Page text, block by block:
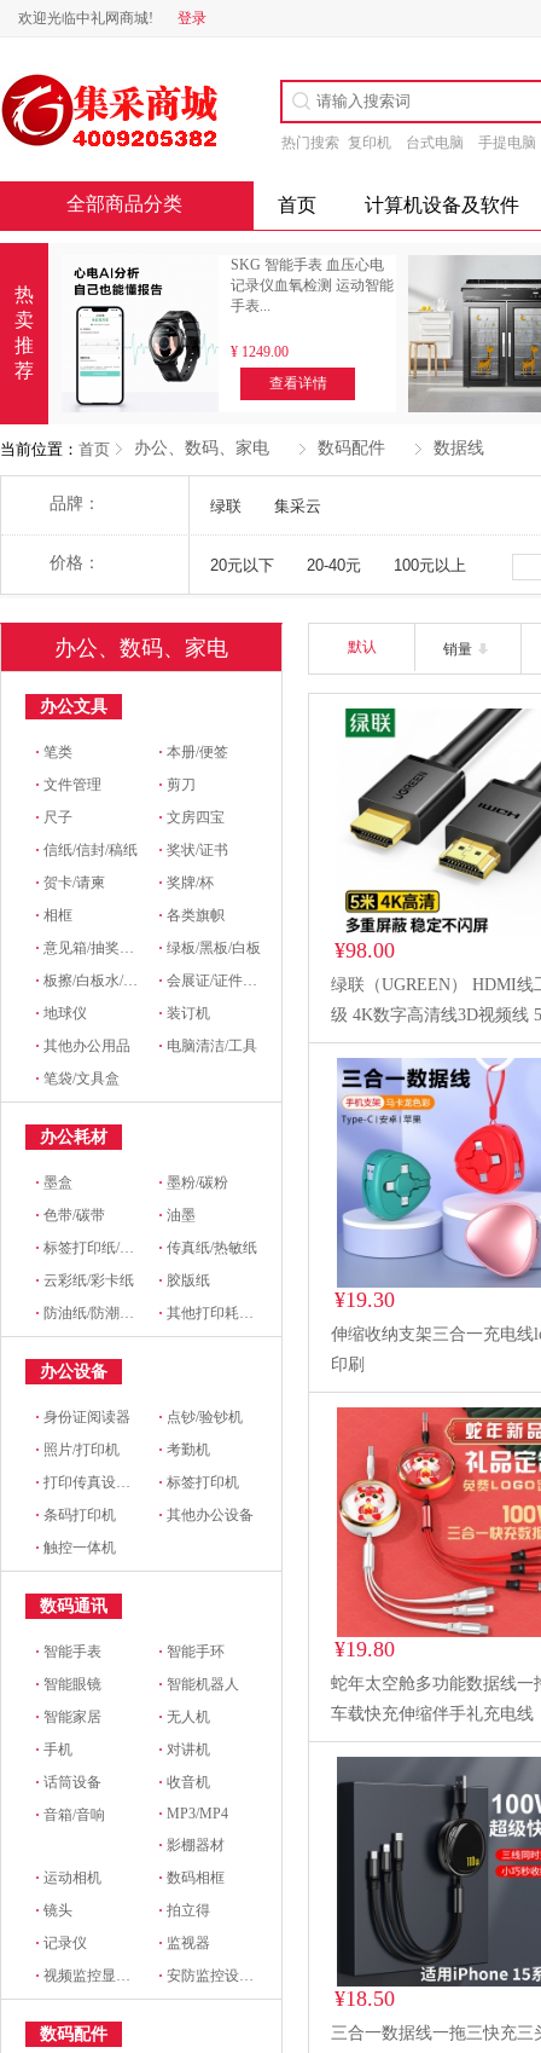
欢迎光临中礼网商城! 登录
热门搜索 复印机 台式电脑 手提电脑
全部商品分类 首页 计算机设备及软件
热
卖
推
荐
SKG 智能手表 血压心电
记录仪血氧检测 运动智能
手表...
¥ 1249.00
查看详情
当前位置： 首页 办公、数码、家电 数码配件 数据线
品牌： 绿联 集采云
多选
价格： 20元以下 20-40元 100元以上
办公、数码、家电
办公文具
·笔类 ·本册/便签
·文件管理 ·剪刀
· 尺子 ·文房四宝
·信纸/信封/稿纸 ·奖状/证书
·贺卡/请柬 ·奖牌/杯
·相框 ·各类旗帜
·意见箱/抽奖箱/信件箱 ·绿板/黑板/白板
·板擦/白板水/磁粒/磁吸 ·会展证/证件卡/卡套挂绳/席位牌
·地球仪 ·装订机
·其他办公用品 · 电脑清洁/工具
·笔袋/文具盒
办公耗材
·墨盒 ·墨粉/碳粉
·色带/碳带 ·油墨
·标签打印纸/条码纸/收银纸 ·传真纸/热敏纸
·云彩纸/彩卡纸 · 胶版纸
· 防油纸/防潮纸/淋膜纸/硅油纸 ·其他打印耗材及附件
办公设备
·身份证阅读器 · 点钞/验钞机
· 照片/打印机 ·考勤机
·打印传真设备配件 ·标签打印机
·条码打印机 ·其他办公设备
·触控一体机
数码通讯
·智能手表 ·智能手环
·智能眼镜 ·智能机器人
·智能家居 ·无人机
·手机 ·对讲机
·话筒设备 ·收音机
·音箱/音响 ·MP3/MP4
·影棚器材
·运动相机 ·数码相框
·镜头 ·拍立得
·记录仪 · 监视器
·视频监控显示设备及配件 ·安防监控设备及配件
数码配件
默认 销量
¥98.00
绿联（UGREEN） HDMI线
级 4K数字高清线3D视频线
笔记本电脑机顶盒连接电视
仪显示器数据连接线10109
¥19.30
伸缩收纳支架三合一充电线
印刷
¥19.80
蛇年太空舱多功能数据线一
车载快充伸缩伴手礼充电线
¥18.50
三合一数据线一拖三快充三